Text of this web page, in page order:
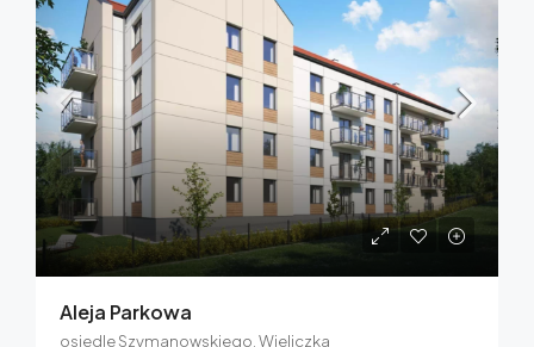
Aleja Parkowa
osiedle Szymanowskiego, Wieliczka